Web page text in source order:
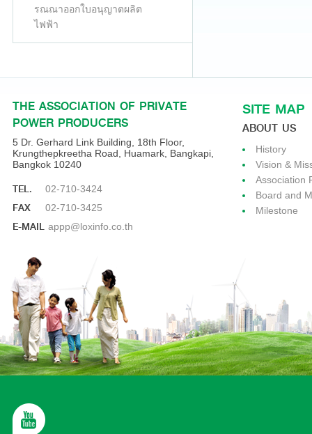
รณณาออกใบอนุญาตผลิต
ไฟฟ้า
THE ASSOCIATION OF PRIVATE
POWER PRODUCERS
5 Dr. Gerhard Link Building, 18th Floor,
Krungthepkreetha Road, Huamark, Bangkapi,
Bangkok 10240
TEL. 02-710-3424
FAX 02-710-3425
E-MAIL appp@loxinfo.co.th
SITE MAP
ABOUT US
History
Vision &
Association
Board and
Milestone